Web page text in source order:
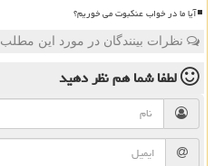
آیا ما در خواب عنکبوت می خوریم؟
نظرات بینندگان در مورد این مطلب
لطفا شما همنظر دهید